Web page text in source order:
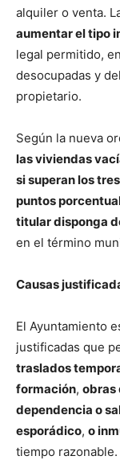
alquiler o venta.
aumentar el tipo
legal permitido,
desocupadas y
propietario.
Según la nueva
las viviendas
si superan los
puntos
titular disponga
en el término
Causas
El Ayuntamiento
justificadas que
traslados
formación, obras
dependencia o
esporádico, o
tiempo razonable.